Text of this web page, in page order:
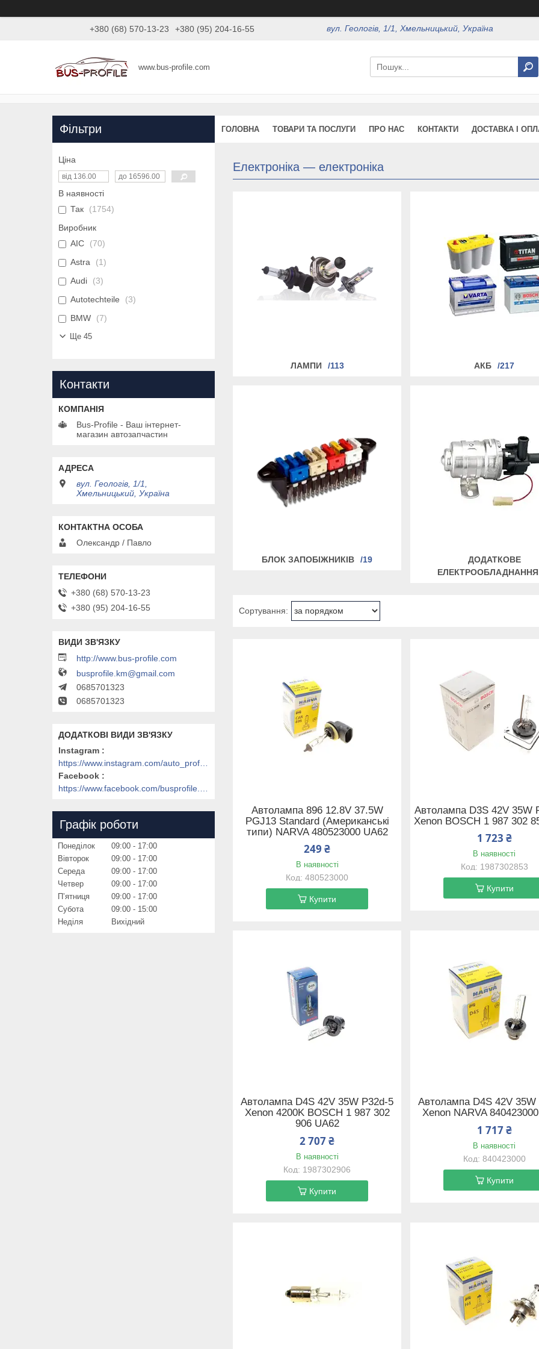
+380 (68) 570-13-23 +380 (95) 204-16-55 вул. Геологів, 1/1, Хмельницький, Україна
www.bus-profile.com
ГОЛОВНА ТОВАРИ ТА ПОСЛУГИ ПРО НАС КОНТАКТИ ДОСТАВКА І
Електроніка — електроніка
ЛАМПИ 113 АКБ 217
БЛОК ЗАПОБІЖНИКІВ 19
ДОДАТКОВЕ
ЕЛЕКТРООБЛАДНАННЯ
Автолампа 896 12.8V 37.5W
PGJ13 Standard (Американські
типи) NARVA 480523000 UA62
249 ₴
В наявності
480523000
Купити
Автолампа D3S 42V 35W
Xenon BOSCH 1 987 302
1 723 ₴
В наявності
1987302853
Купити
Автолампа D4S 42V 35W P32d-5
Xenon 4200K BOSCH 1 987 302
906 UA62
2 707 ₴
В наявності
1987302906
Купити
Автолампа D4S 42V 35W
Xenon NARVA
1 717 ₴
В наявності
840423000
Купити
Фільтри
Ціна
В наявності
Так
1754
Виробник
AIC
70
Astra
1
Audi
3
Autotechteile
3
BMW
7
Ще 45
Контакти
Bus-Profile - Ваш інтернет-
магазин автозапчастин
вул. Геологів, 1/1,
Хмельницький, Україна
Олександр / Павло
+380 (68) 570-13-23
+380 (95) 204-16-55
http://www.bus-profile.com
busprofile.km@gmail.com
0685701323
0685701323
Instagram
Facebook
Графік роботи
Понеділок 09:00
17:00
Вівторок
09:00
17:00
Середа
09:00
17:00
Четвер
09:00
17:00
Пʼятниця
09:00
17:00
Субота
09:00
15:00
Неділя
Вихідний